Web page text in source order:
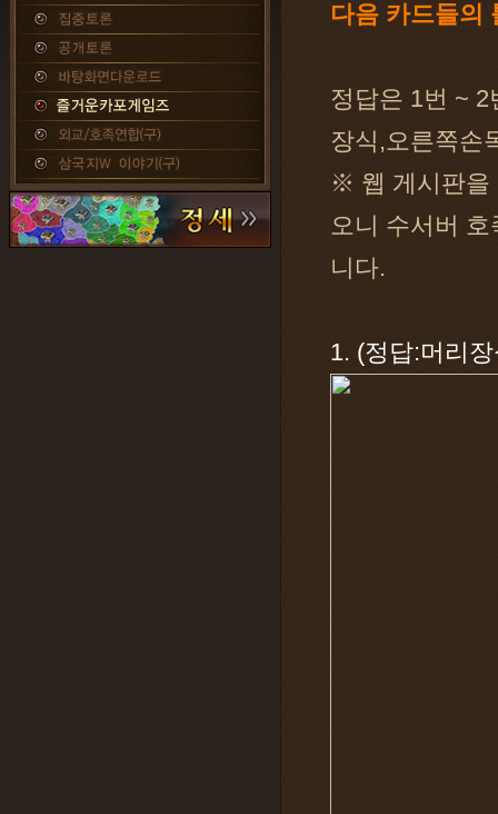
다음 카드들의
정답은 1번 ~
장식,오른쪽손
※ 웹 게시판을
오니 수서버
니다.
1. (정답:머리